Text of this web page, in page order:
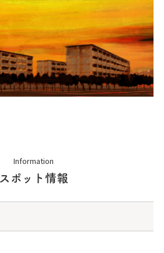
Information
スポット情報